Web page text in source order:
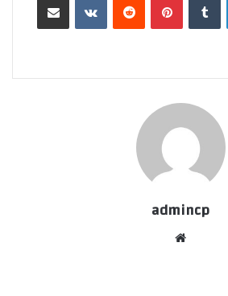
admincp